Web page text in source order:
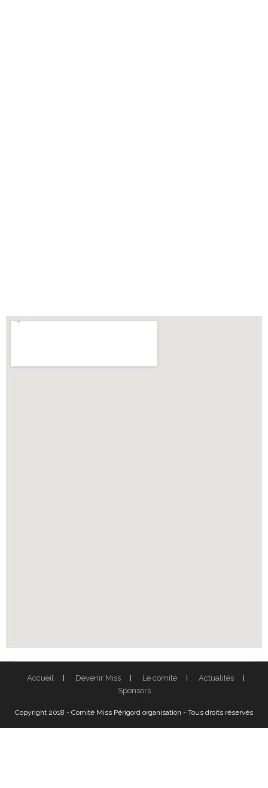
Accueil Devenir Miss Le comité
Actualités
Sponsors
Copyright 2018 - Comité Miss Périgord organisation - Tous droits réservés